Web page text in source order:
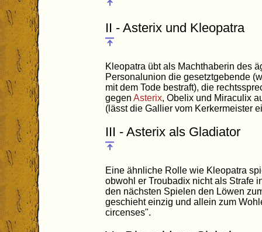
II - Asterix und Kleopatra
Kleopatra übt als Machthaberin des
Personalunion die gesetztgebende
mit dem Tode bestraft), die
gegen Asterix, Obelix und Miraculix
(lässt die Gallier vom Kerkermeister
III - Asterix als Gladiator
Eine ähnliche Rolle wie Kleopatra
obwohl er Troubadix nicht als Strafe
den nächsten Spielen den Löwen
geschieht einzig und allein zum
circenses".